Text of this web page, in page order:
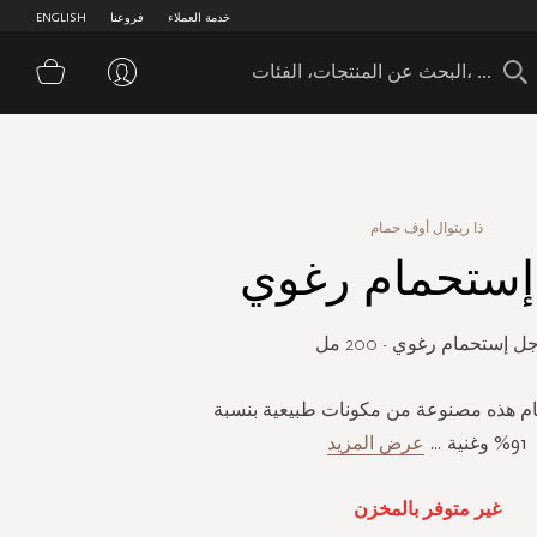
ENGLISH فروعنا خدمة العملاء
سلة
ذا ريتوال أوف حمام
رغوي
جل إستحمام رغوي - 200 مل
هذه مصنوعة من مكونات طبيعية بنسبة
91% وغنية
... عرض المزيد
غير متوفر بالمخزن